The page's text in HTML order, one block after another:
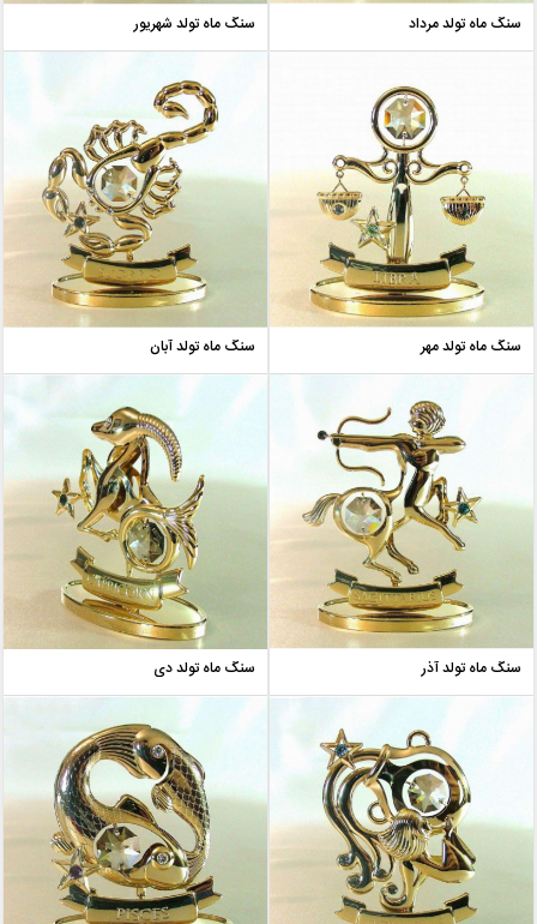
سنگ ماه تولد مرداد سنگ ماه تولد شهریور
سنگ ماه تولد مهر سنگ ماه تولد آبان
سنگ ماه تولد آذر سنگ ماه تولد دی